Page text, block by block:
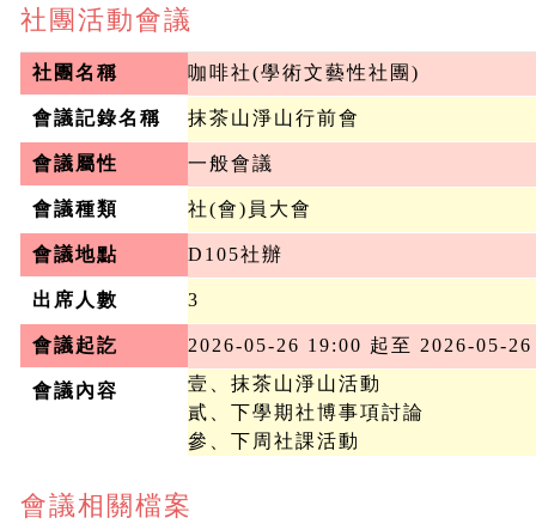
社團活動會議
社團名稱 咖啡社(學術文藝性社團)
會議記錄名稱 抹茶山淨山行前會
會議屬性 一般會議
會議種類 社(會)員大會
會議地點 D105社辦
出席人數 3
會議起訖 2026-05-26 19:00 起至 2026-05-
會議內容
壹、抹茶山淨山活動
貳、下學期社博事項討論
參、下周社課活動
會議相關檔案